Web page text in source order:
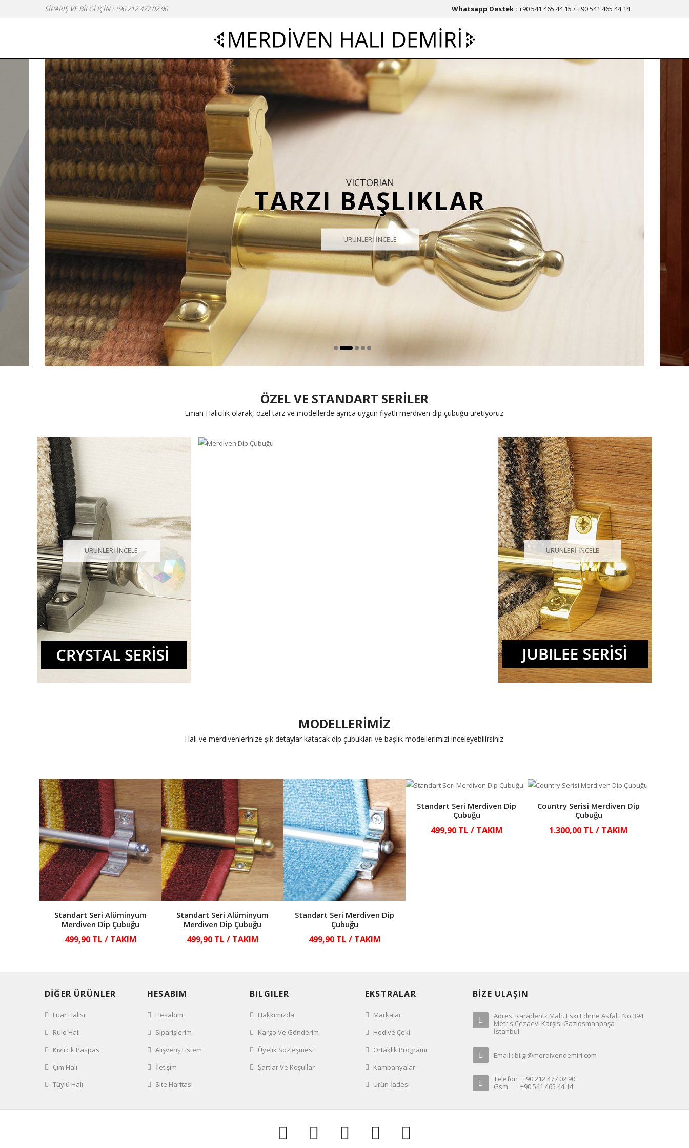
SİPARİŞ VE BİLGİ İÇİN : +90 212 477 02 90 Whatsapp Destek : +90 541 465 44 15 / +90 541 465 44 14
VICTORIAN
TARZI BAŞLIKLAR
ÜRÜNLERİ İNCELE
ÖZEL VE STANDART SERİLER
Eman Halıcılık olarak, özel tarz ve modellerde ayrıca uygun fiyatlı merdiven dip çubuğu üretiyoruz.
ÜRÜNLERİ İNCELE ÜRÜNLERİ İNCELE
MODELLERİMİZ
Halı ve merdivenlerinize şık detaylar katacak dip çubukları ve başlık modellerimizi inceleyebilirsiniz.
Standart Seri Alüminyum
Merdiven Dip Çubuğu
499,90 TL / TAKIM
Standart Seri Alüminyum
Merdiven Dip Çubuğu
499,90 TL / TAKIM
Standart Seri Merdiven Dip
Çubuğu
499,90 TL / TAKIM
Standart Seri Merdiven Dip
Çubuğu
499,90 TL / TAKIM
Country Serisi Merdiven Dip
Çubuğu
1.300,00 TL / TAKIM
DİĞER ÜRÜNLER
Fuar Halısı
Rulo Halı
Kıvırcık Paspas
Çim Halı
Tüylü Halı
HESABIM
Hesabım
Siparişlerim
Alışveriş Listem
İletişim
Site Haritası
BILGILER
Hakkımızda
Kargo Ve Gönderim
Üyelik Sözleşmesi
Şartlar Ve Koşullar
EKSTRALAR
Markalar
Hediye Çeki
Ortaklık Programı
Kampanyalar
Ürün İadesi
BİZE ULAŞIN
Adres: Karadeniz Mah. Eski Edirne Asfaltı No:394
Metris Cezaevi Karşısı Gaziosmanpaşa -
İstanbul
Email : bilgi@merdivendemiri.com
Telefon : +90 212 477 02 90
Gsm : +90 541 465 44 14